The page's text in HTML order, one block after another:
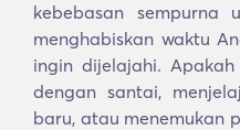
kebebasan sempurna
menghabiskan waktu
ingin dijelajahi.
dengan santai,
baru, atau menemukan